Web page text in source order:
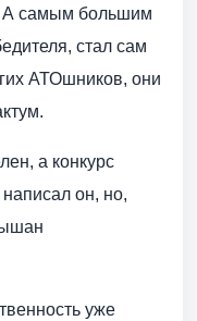
самым большим
стал сам
АТОшников, они
а конкурс
он, но,
уже